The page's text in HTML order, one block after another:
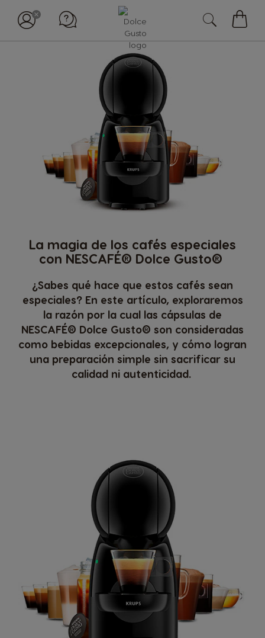
La magia de los cafés especiales
con NESCAFÉ® Dolce Gusto®
¿Sabes qué hace que estos cafés sean
especiales? En este artículo, exploraremos
la razón por la cual las cápsulas de
NESCAFÉ® Dolce Gusto® son consideradas
como bebidas excepcionales, y cómo logran
una preparación simple sin sacrificar su
calidad ni autenticidad.